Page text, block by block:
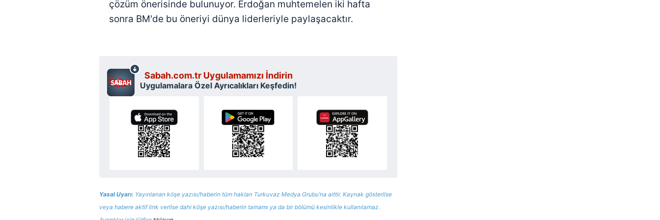
mevzuata uygun olarak kullanılan çerezlerle ilgili bilgi almak için lütfentıklayınız
çözüm önerisinde bulunuyor. Erdoğan muhtemelen iki hafta
sonra BM'de bu öneriyi dünya liderleriyle paylaşacaktır.
Sabah.com.tr Uygulamamızı İndirin
Uygulamalara Özel Ayrıcalıkları Keşfedin!
Yasal Uyarı: Yayınlanan köşe yazısı/haberin tüm hakları Turkuvaz Medya Grubu’na aittir. Kaynak gösterilse
veya habere aktif link verilse dahi köşe yazısı/haberin tamamı ya da bir bölümü kesinlikle kullanılamaz.